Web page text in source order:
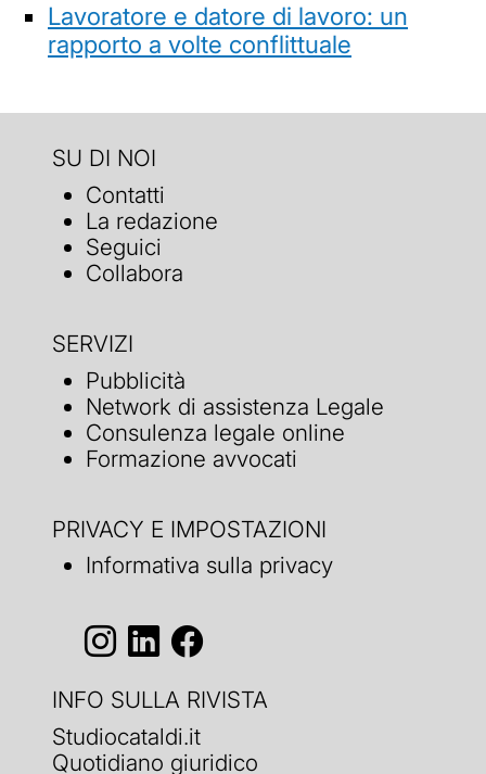
Lavoratore e datore di lavoro: un
rapporto a volte conflittuale
SU DI NOI
Contatti
La redazione
Seguici
Collabora
SERVIZI
Pubblicità
Network di assistenza Legale
Consulenza legale online
Formazione avvocati
PRIVACY E IMPOSTAZIONI
Informativa sulla privacy
INFO SULLA RIVISTA
Studiocataldi.it
Quotidiano giuridico